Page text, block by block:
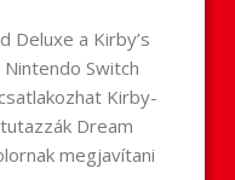
Deluxe a Kirby’s
Switch
Kirby-
Dream
megjavítani